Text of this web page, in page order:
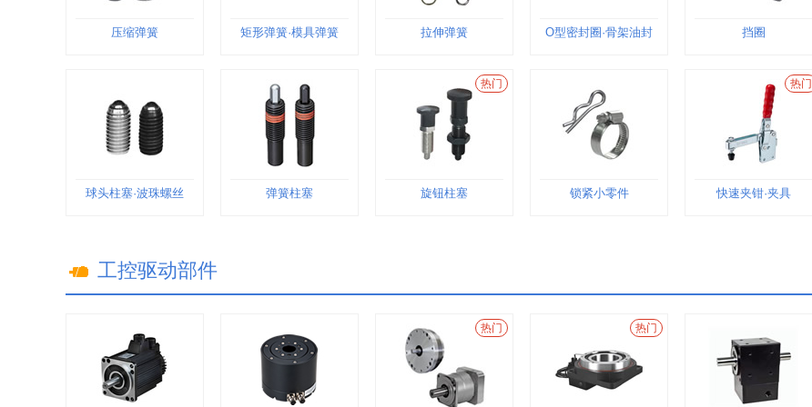
压缩弹簧 矩形弹簧·模具弹簧 拉伸弹簧 O型密封圈·骨架油封 挡圈
球头柱塞·波珠螺丝 弹簧柱塞
热门
旋钮柱塞 锁紧小零件
热门
快速夹钳·夹具
工控驱动部件
热门 热门